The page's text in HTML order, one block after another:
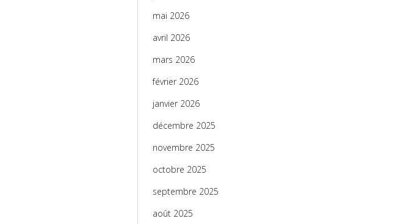
mai 2026
avril 2026
mars 2026
février 2026
janvier 2026
décembre 2025
novembre 2025
octobre 2025
septembre 2025
août 2025